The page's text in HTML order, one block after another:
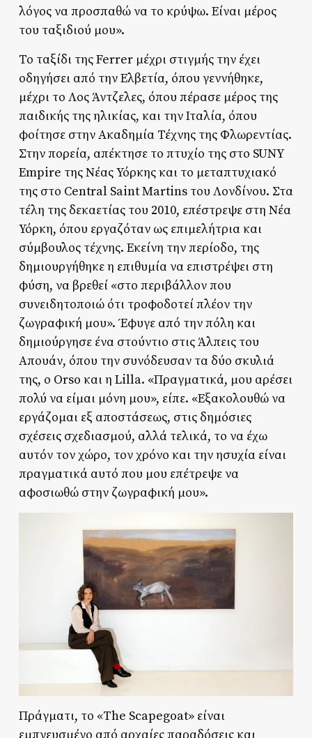
λόγος να προσπαθώ να το κρύψω. Είναι μέρος
του ταξιδιού μου».
Το ταξίδι της Ferrer μέχρι στιγμής την έχει
οδηγήσει από την Ελβετία, όπου γεννήθηκε,
μέχρι το Λος Άντζελες, όπου πέρασε μέρος της
παιδικής της ηλικίας, και την Ιταλία, όπου
φοίτησε στην Ακαδημία Τέχνης της Φλωρεντίας.
Στην πορεία, απέκτησε το πτυχίο της στο SUNY
Empire της Νέας Υόρκης και το μεταπτυχιακό
της στο Central Saint Martins του Λονδίνου. Στα
τέλη της δεκαετίας του 2010, επέστρεψε στη Νέα
Υόρκη, όπου εργαζόταν ως επιμελήτρια και
σύμβουλος τέχνης. Εκείνη την περίοδο, της
δημιουργήθηκε η επιθυμία να επιστρέψει στη
φύση, να βρεθεί «στο περιβάλλον που
συνειδητοποιώ ότι τροφοδοτεί πλέον την
ζωγραφική μου». Έφυγε από την πόλη και
δημιούργησε ένα στούντιο στις Άλπεις του
Απουάν, όπου την συνόδευσαν τα δύο σκυλιά
της, ο Orso και η Lilla. «Πραγματικά, μου αρέσει
πολύ να είμαι μόνη μου», είπε. «Εξακολουθώ να
εργάζομαι εξ αποστάσεως, στις δημόσιες
σχέσεις σχεδιασμού, αλλά τελικά, το να έχω
αυτόν τον χώρο, τον χρόνο και την ησυχία είναι
πραγματικά αυτό που μου επέτρεψε να
αφοσιωθώ στην ζωγραφική μου».
Πράγματι, το «The Scapegoat» είναι